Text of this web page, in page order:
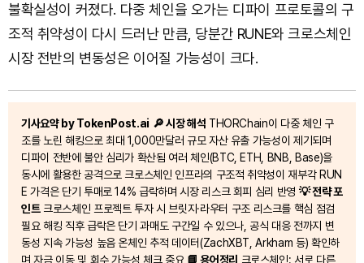
불확실성이 커졌다. 다중 체인을 오가는 디파이 프로토콜의 구
조적 취약성이 다시 드러난 만큼, 당분간 RUNE와 크로스체인
시장 전반의 변동성은 이어질 가능성이 크다.
기사요약 by TokenPost.ai 🔎 시장 해석 THORChain이 다중 체인 구
조를 노린 해킹으로 최대 1,000만달러 규모 자산 유출 가능성이 제기되며
디파이 전반에 불안 심리가 확산됨 여러 체인(BTC, ETH, BNB, Base)을
동시에 활용한 공격으로 크로스체인 인프라의 구조적 취약성이 재부각 RUN
E 가격은 단기 투매로 14% 급락하며 시장 리스크 회피 심리 반영 💡 전략 포
인트크로스체인 프로젝트 투자 시 브릿지·라우터 구조 리스크를 핵심 점검
필요 해킹 직후 급락은 단기 과매도 구간일 수 있으나, 공식 대응 전까지 변
동성 지속 가능성 높음 온체인 추적 데이터(ZachXBT, Arkham 등) 확인하
며 자금 이동 및 회수 가능성 체크 중요 📘 용어정리 크로스체인: 서로 다른